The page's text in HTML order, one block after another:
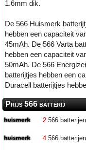
1.6mm dik.
De 566 Huismerk
hebben een capaciteit
45mAh. De 566 Varta
hebben een capaciteit
50mAh. De 566
batterijtjes hebben een
Duracell batterijtjes
Prijs 566 batterij
2 566
4 566